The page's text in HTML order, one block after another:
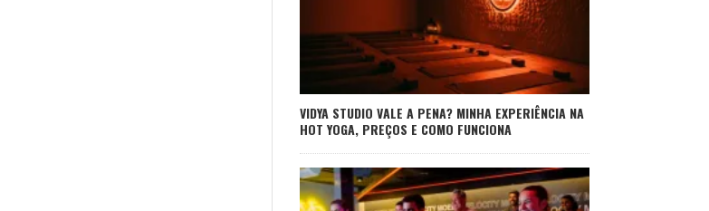
VIDYA STUDIO VALE A PENA? MINHA EXPERIÊNCIA NA
HOT YOGA, PREÇOS E COMO FUNCIONA